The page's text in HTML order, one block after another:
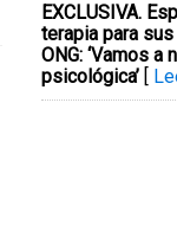
EXCLUSIVA.
terapia para
ONG: ‘Vamos a
psicológica’ [